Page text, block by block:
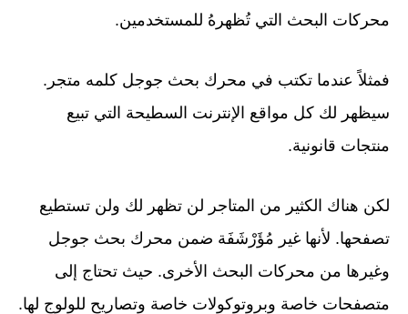
محركات البحث التي تُظهرهُ للمستخدمين.
فمثلاً عندما تكتب في محرك بحث جوجل كلمه متجر.
سيظهر لك كل مواقع الإنترنت السطيحة التي تبيع
منتجات قانونية.
لكن هناك الكثير من المتاجر لن تظهر لك ولن تستطيع
تصفحها. لأنها غير مُؤَرْشَفَة ضمن محرك بحث جوجل
وغيرها من محركات البحث الأخرى. حيث تحتاج إلى
متصفحات خاصة وبروتوكولات خاصة وتصاريح للولوج لها.